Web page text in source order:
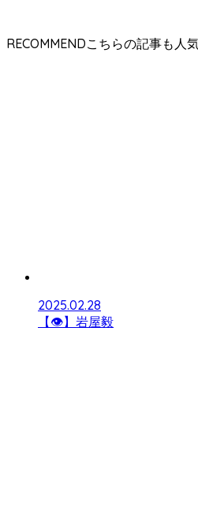
RECOMMEND
2025.02.28
【👁】岩屋毅